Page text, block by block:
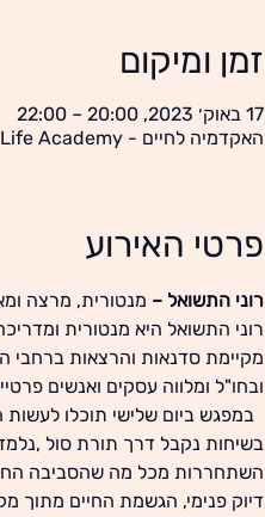
זמן ומיקום
17 באוק׳ 2023, 20:00 – 22:00
האקדמיה לחיים - Life Academy, יוניצמן 21 , תל אביב
פרטי האירוע
רוני התשואל – מנטורית, מרצה
מקיימת סדנאות והרצאות ברחבי
ובחו"ל ומלווה עסקים ואנשים
במפגש ביום שלישי תוכלו
בשיחות נקבל דרך תורת סול
השתחררות מכל מה שהסביבה
דיוק פנימי, הגשמת החיים מתוך